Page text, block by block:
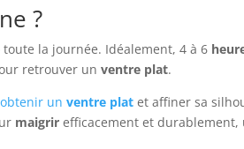
?
toute la journée. Idéalement, 4 à 6
retrouver unventre plat.
obtenir unventre plat et affiner sa
maigrir efficacement et